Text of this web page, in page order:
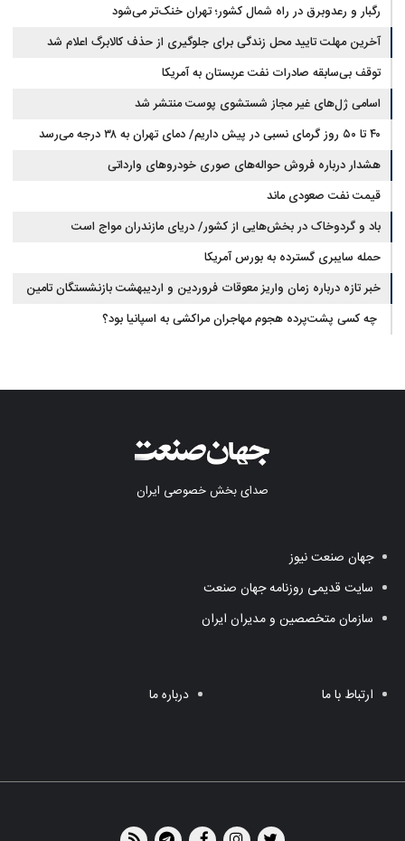
رگبار و رعدوبرق در راه شمال کشور؛ تهران خنک‌تر می‌شود
آخرین مهلت تایید محل زندگی برای جلوگیری از حذف کالابرگ اعلام شد
توقف بی‌سابقه صادرات نفت عربستان به آمریکا
اسامی ژل‌های غیر مجاز شستشوی پوست منتشر شد
۴۰ تا ۵۰ روز گرمای نسبی در پیش داریم/ دمای تهران به ۳۸ درجه می‌رسد
هشدار درباره فروش حواله‌های صوری خودروهای وارداتی
قیمت نفت صعودی ماند
باد و گردوخاک در بخش‌هایی از کشور/ دریای مازندران مواج است
حمله سایبری گسترده به بورس آمریکا
خبر تازه درباره زمان واریز معوقات فروردین و اردیبهشت بازنشستگان تامین
اجتماعی
چه کسی پشت‌پرده هجوم مهاجران مراکشی به اسپانیا بود؟
صدای بخش خصوصی ایران
جهان صنعت نیوز
سایت قدیمی روزنامه جهان صنعت
سازمان متخصصین و مدیران ایران
ارتباط با ما درباره ما